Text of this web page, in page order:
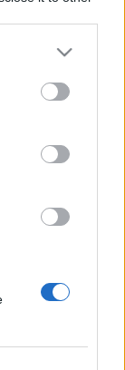
more Google
may click to
tags to
below Google
ízűre
amiért előre
sem a 2011-
pár jelölt,
|
megfordul